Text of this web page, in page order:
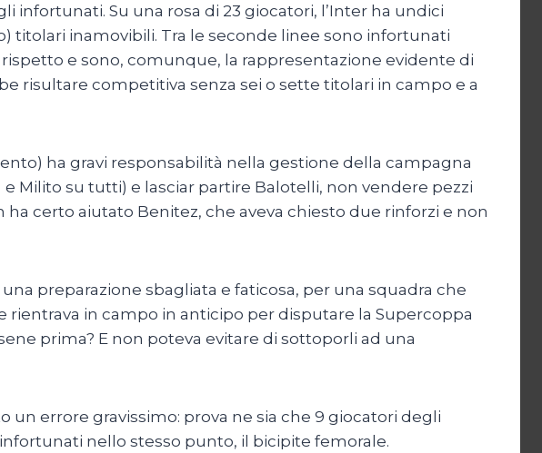
Su una rosa di 23 giocatori, l’Inter ha undici
titolari inamovibili. Tra le seconde linee sono infortunati
e sono, comunque, la rappresentazione evidente di
risultare competitiva senza sei o sette titolari in campo e a
ha gravi responsabilità nella gestione della campagna
Milito su tutti) e lasciar partire Balotelli, non vendere pezzi
certo aiutato Benitez, che aveva chiesto due rinforzi e non
preparazione sbagliata e faticosa, per una squadra che
rientrava in campo in anticipo per disputare la Supercoppa
prima? E non poteva evitare di sottoporli ad una
un errore gravissimo: prova ne sia che 9 giocatori degli
nello stesso punto, il bicipite femorale.